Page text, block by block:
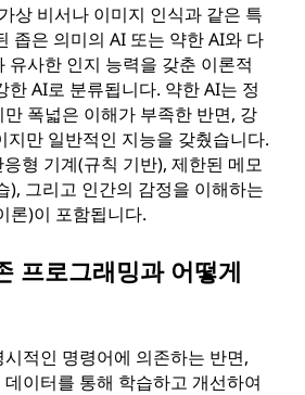
상 비서나 이미지 인식과 같은 특
좁은 의미의 AI 또는 약한 AI와 다
유사한 인지 능력을 갖춘 이론적
한 AI로 분류됩니다. 약한 AI는 정
폭넓은 이해가 부족한 반면, 강
지만 일반적인 지능을 갖췄습니다.
형 기계(규칙 기반), 제한된 메모
), 그리고 인간의 감정을 이해하는
론)이 포함됩니다.
프로그래밍과 어떻게
적인 명령어에 의존하는 반면,
이터를 통해 학습하고 개선하여